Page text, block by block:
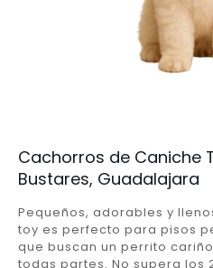
Cachorros de Caniche
Bustares, Guadalajara
Pequeños, adorables y
toy es perfecto para pisos
que buscan un perrito
todas partes. No supera los